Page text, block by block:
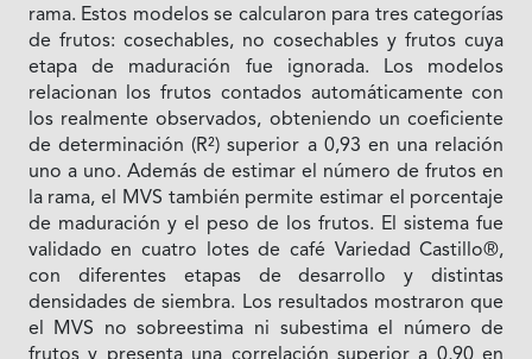
rama. Estos modelos se calcularon para tres categorías
de frutos: cosechables, no cosechables y frutos cuya
etapa de maduración fue ignorada. Los modelos
relacionan los frutos contados automáticamente con
los realmente observados, obteniendo un coeficiente
de determinación (R²) superior a 0,93 en una relación
uno a uno. Además de estimar el número de frutos en
la rama, el MVS también permite estimar el porcentaje
de maduración y el peso de los frutos. El sistema fue
validado en cuatro lotes de café Variedad Castillo®,
con diferentes etapas de desarrollo y distintas
densidades de siembra. Los resultados mostraron que
el MVS no sobreestima ni subestima el número de